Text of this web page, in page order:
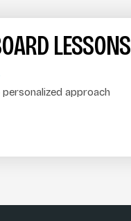
LESSONS
approach